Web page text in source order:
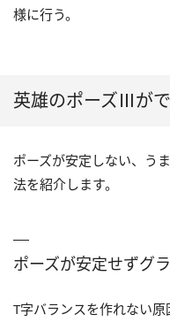
様に行う。
英雄のポーズⅢが
ポーズが安定しない、う
法を紹介します。
ポーズが安定せずグ
T字バランスを作れない